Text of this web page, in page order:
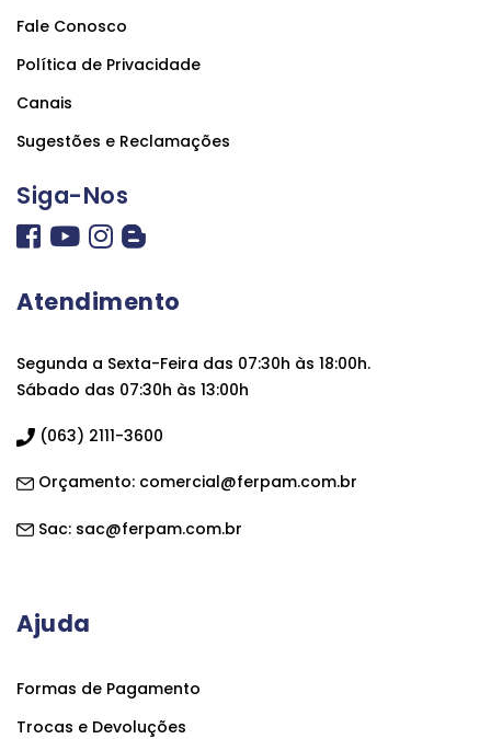
Fale Conosco
Política de Privacidade
Canais
Sugestões e Reclamações
Siga-Nos
Atendimento
Segunda a Sexta-Feira das 07:30h às 18:00h.
Sábado das 07:30h às 13:00h
(063) 2111-3600
Orçamento: comercial@ferpam.com.br
Sac: sac@ferpam.com.br
Ajuda
Formas de Pagamento
Trocas e Devoluções